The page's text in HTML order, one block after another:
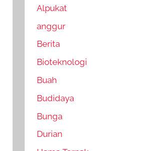
Alpukat
anggur
Berita
Bioteknologi
Buah
Budidaya
Bunga
Durian